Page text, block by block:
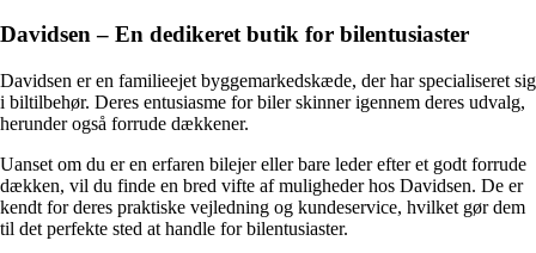
Davidsen – En dedikeret butik for bilentusiaster
Davidsen er en familieejet byggemarkedskæde, der har specialiseret sig
i biltilbehør. Deres entusiasme for biler skinner igennem deres udvalg,
herunder også forrude dækkener.
Uanset om du er en erfaren bilejer eller bare leder efter et godt forrude
dækken, vil du finde en bred vifte af muligheder hos Davidsen. De er
kendt for deres praktiske vejledning og kundeservice, hvilket gør dem
til det perfekte sted at handle for bilentusiaster.